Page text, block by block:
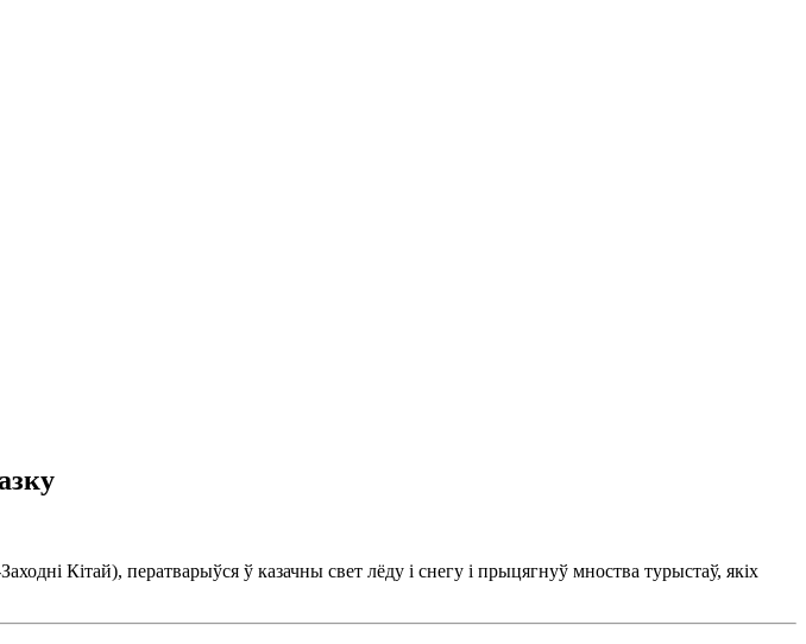
Кітай), ператварыўся ў казачны свет лёду і снегу і прыцягнуў мноства турыстаў, якіх